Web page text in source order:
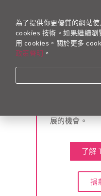
一起為台灣
願有一天，台
展的機會。
了解
捐
為了提供你更優質的網站
cookies 技術。如果繼續
用 cookies。關於更多
政策聲明 。